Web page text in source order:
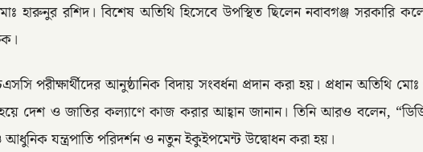
হারুনুর রশিদ। বিশেষ অতিথি হিসেবে উপস্থিত ছিলেন নবাবগঞ্জ সরকারি
আনুষ্ঠানিক বিদায় সংবর্ধনা প্রদান করা হয়। প্রধান অতিথি
হয়ে দেশ ও জাতির কল্যাণে কাজ করার আহ্বান জানান। তিনি আরও বলেন,
ও আধুনিক যন্ত্রপাতি পরিদর্শন ও নতুন ইকুইপমেন্ট উদ্বোধন করা হয়।